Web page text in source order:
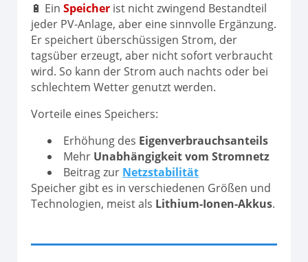
🔋 Ein Speicher ist nicht zwingend Bestandteil
jeder PV-Anlage, aber eine sinnvolle Ergänzung.
Er speichert überschüssigen Strom, der
tagsüber erzeugt, aber nicht sofort verbraucht
wird. So kann der Strom auch nachts oder bei
schlechtem Wetter genutzt werden.
Vorteile eines Speichers:
Erhöhung des Eigenverbrauchsanteils
Mehr Unabhängigkeit vom Stromnetz
Beitrag zur Netzstabilität
Speicher gibt es in verschiedenen Größen und
Technologien, meist als Lithium-Ionen-Akkus.